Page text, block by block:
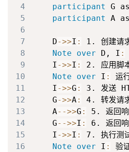
4
participant
5
participant
6
7
    D
->>I :
8
Note over D, I :
9
    I
->>I :
10
Note over I :
11
    I
->>G :
12
    G
->>A :
13
    A
-->>G :
14
    G
-->>I :
15
    I
->>I :
16
Note over I :